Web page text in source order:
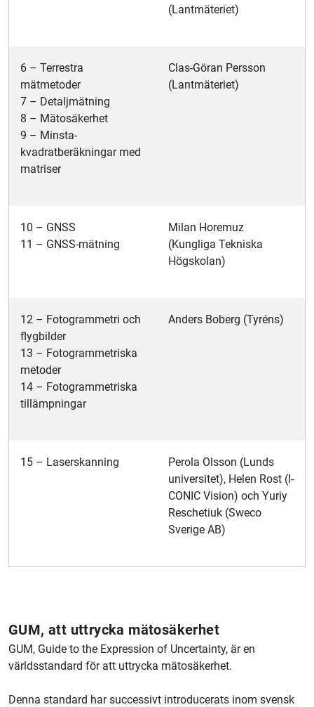
(Lantmäteriet)
6 – Terrestra
mätmetoder
7 – Detaljmätning
8 – Mätosäkerhet
9 – Minsta-
kvadratberäkningar med
matriser
Clas-Göran Persson
(Lantmäteriet)
10 – GNSS
11 – GNSS-mätning
Milan Horemuz
(Kungliga Tekniska
Högskolan)
12 – Fotogrammetri och
flygbilder
13 – Fotogrammetriska
metoder
14 – Fotogrammetriska
tillämpningar
Anders Boberg (Tyréns)
15 – Laserskanning
Perola Olsson (Lunds
universitet), Helen Rost (I-
CONIC Vision) och Yuriy
Reschetiuk (Sweco
Sverige AB)
GUM, att uttrycka mätosäkerhet
GUM, Guide to the Expression of Uncertainty, är en
världsstandard för att uttrycka mätosäkerhet.
Denna standard har successivt introducerats inom svensk